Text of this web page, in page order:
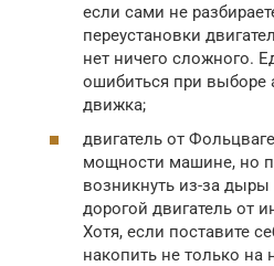
если сами не
переустановки
нет ничего сложного.
ошибиться при выборе
движка;
двигатель от
мощности машине, но
возникнуть из-за
дорогой двигатель от
Хотя, если поставите
накопить не только на